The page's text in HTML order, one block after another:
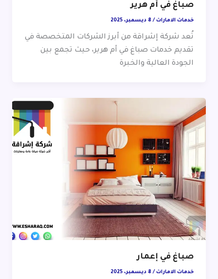
صباغ في أم هرير
خدمات الامارات/ 8 ديسمبر، 2025
تُعد شركة إشراقة من أبرز الشركات المتخصصة في
تقديم خدمات صباغ في أم هرير، حيث تجمع بين
الجودة العالية والخبرة
صباغ في إعمار
خدمات الامارات/ 8 ديسمبر، 2025